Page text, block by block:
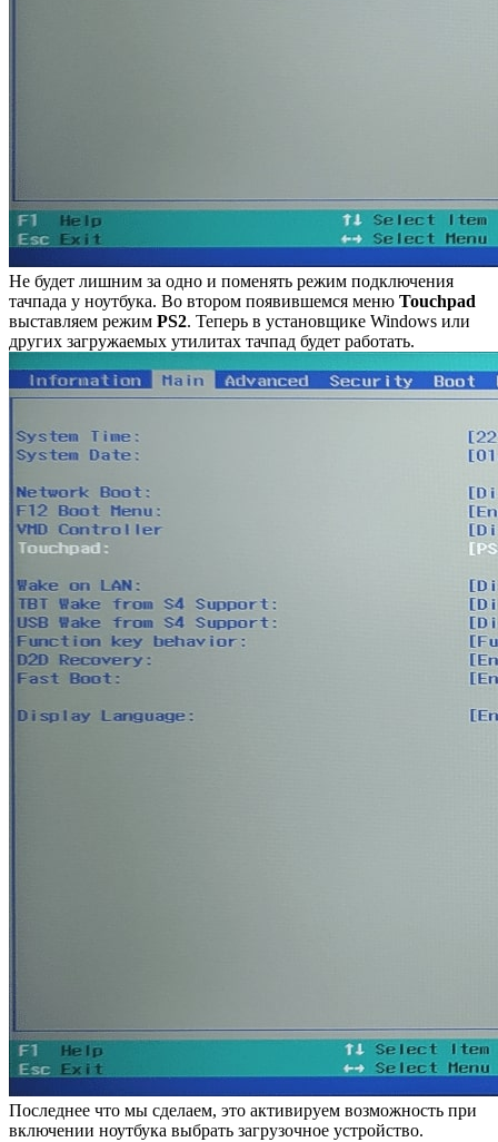
Не будет лишним за одно и поменять режим подключения
тачпада у ноутбука. Во втором появившемся меню Touchpad
выставляем режим PS2. Теперь в установщике Windows или
других загружаемых утилитах тачпад будет работать.
Последнее что мы сделаем, это активируем возможность при
включении ноутбука выбрать загрузочное устройство.